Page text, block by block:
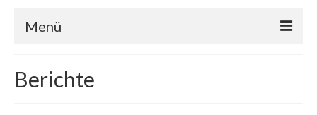
Menü
Berichte